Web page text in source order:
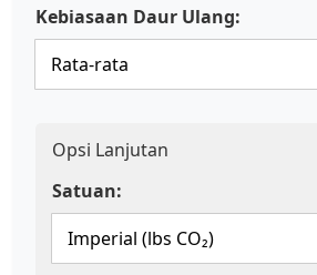
Kebiasaan Daur Ulang:
Opsi Lanjutan
Satuan: